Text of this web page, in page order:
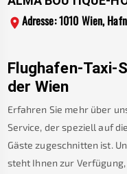
Adresse: 1010 Wien,
Flughafen-Taxi-
der Wien
Erfahren Sie mehr über
Service, der speziell auf
Gäste zugeschnitten ist.
steht Ihnen zur